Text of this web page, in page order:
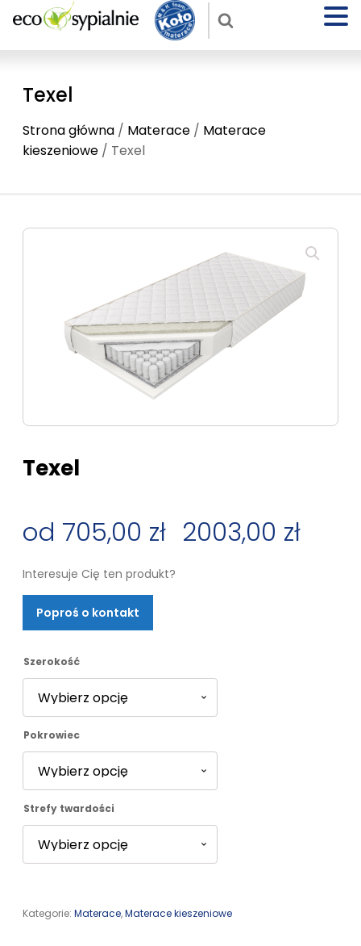
Texel
Strona główna / Materace / Materace
kieszeniowe / Texel
Texel
705,00 zł 2003,00 zł
Zakres
cen:
od
705,00 zł
do
2003,00 zł
Interesuje Cię ten produkt?
Poproś o kontakt
Szerokość
Pokrowiec
Strefy twardości
Kategorie: Materace,Materace kieszeniowe